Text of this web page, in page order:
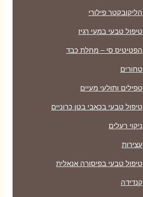
הליקובקטר פילורי
טיפול טבעי במעי רגיז
הפטיטיס סי – מחלת כבד
טחורים
טפילים ותולעי מעיים
טיפול טבעי בכאבי בטן כרוניים
ניקוי רעלים
עצירות
טיפול טבעי בפיסורה אנאלית
קנדידה